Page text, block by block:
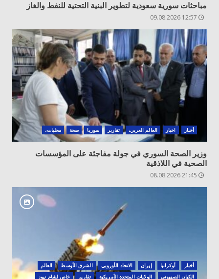
مباحثات سورية سعودية لتطوير البنية التحتية للنفط والغاز
أخبار اخبار العالم العربي، تقارير سوريا صحة محليات،
وزير الصحة السوري في جولة مفاجئة على المؤسسات
الصحية في اللاذقية
أخبار أوكرانيا ‏إيران الاتحاد الأوروبي الشرق الأوسط
العالم
الكيان الصهيوني
الولايات المتحدة الأمريكية تقارير خاص لشام نيوز